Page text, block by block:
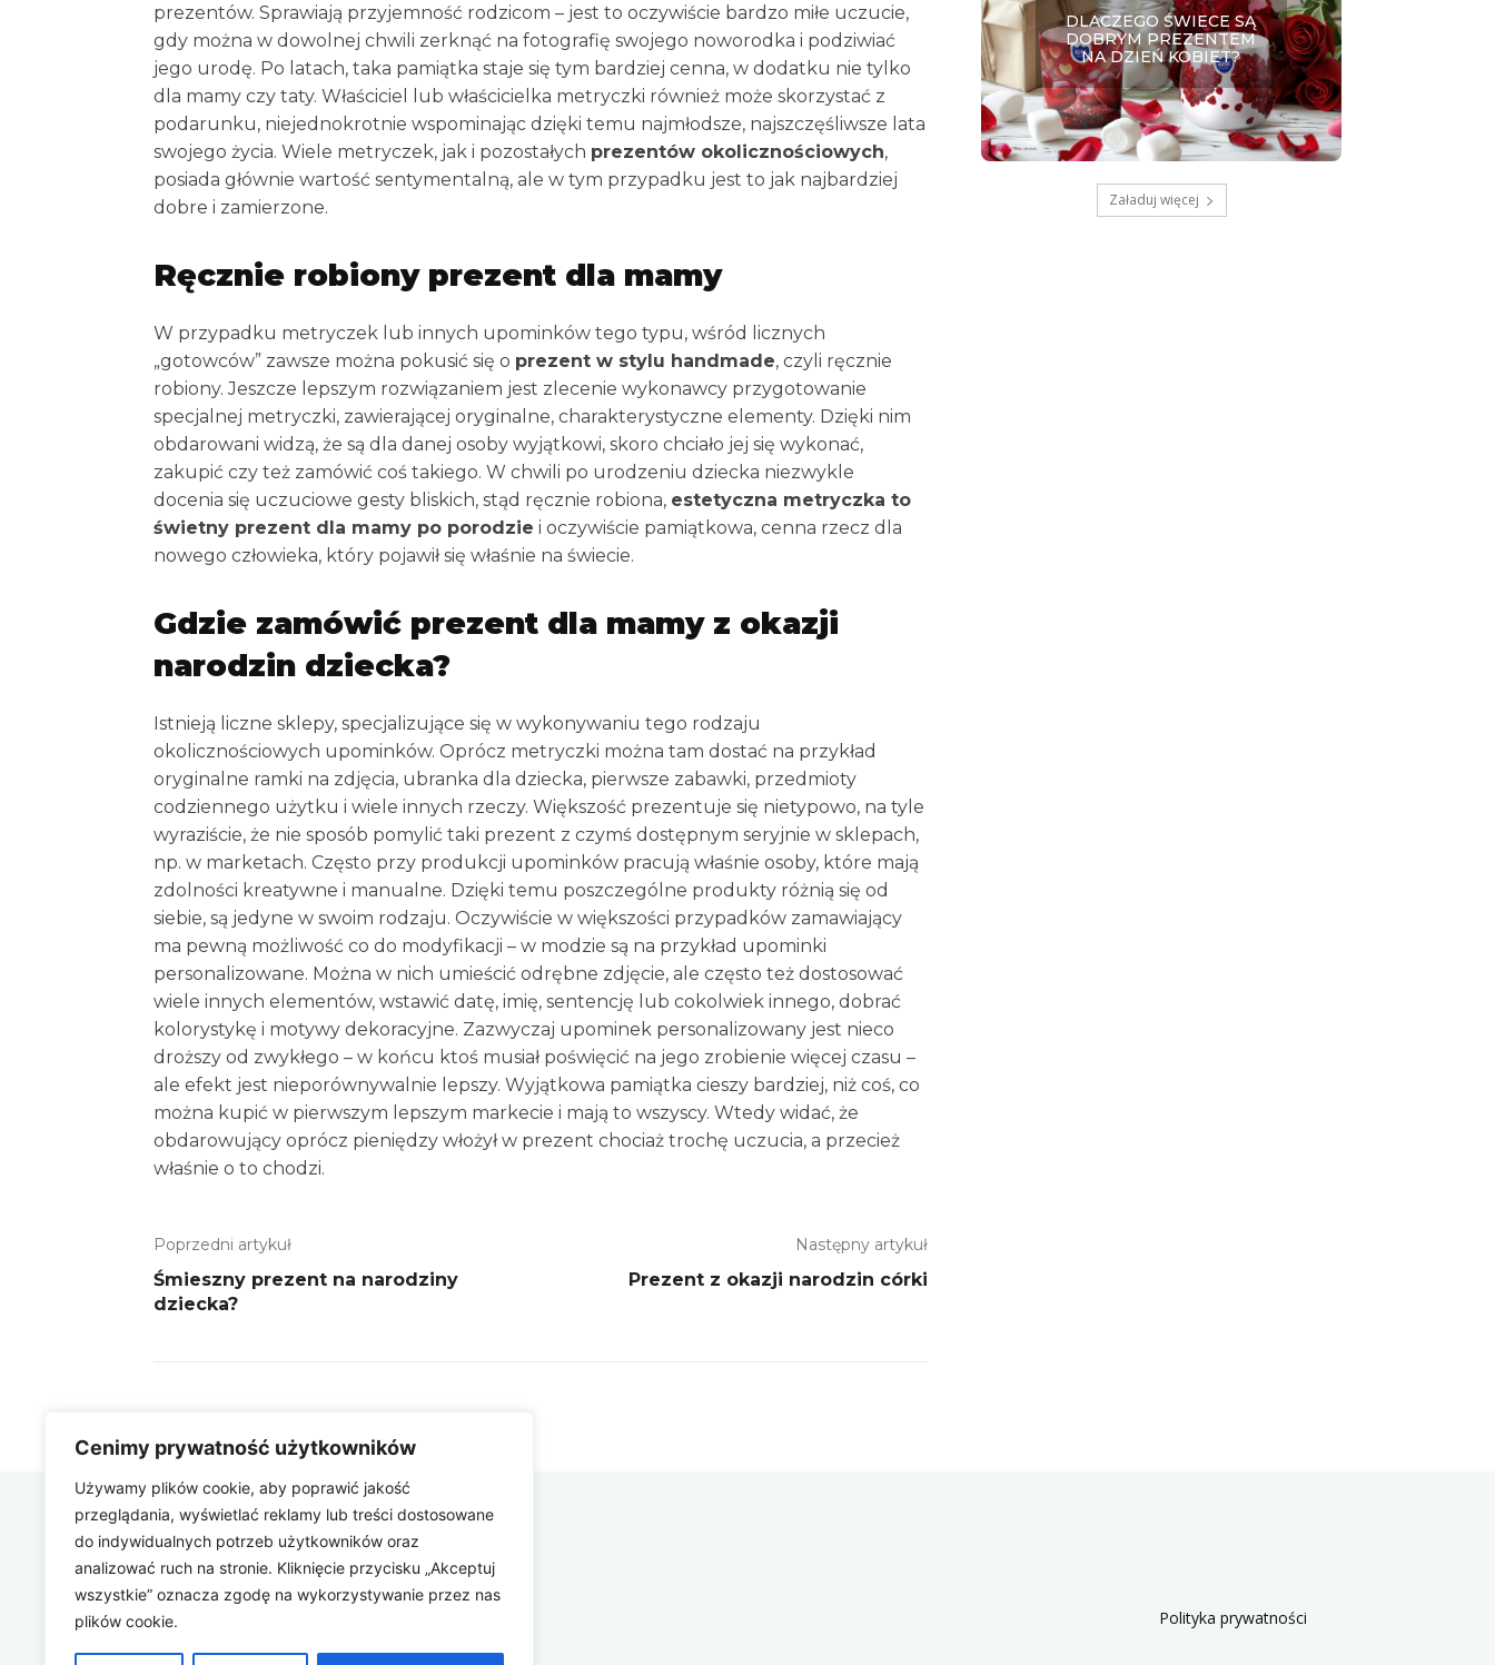
Cenimy prywatność użytkowników
Używamy plików cookie, aby poprawić jakość
przeglądania, wyświetlać reklamy lub treści dostosowane
do indywidualnych potrzeb użytkowników oraz
analizować ruch na stronie. Kliknięcie przycisku „Akceptuj
wszystkie” oznacza zgodę na wykorzystywanie przez nas
plików cookie.
prezentów. Sprawiają przyjemność rodzicom – jest to oczywiście bardzo miłe uczucie,
gdy można w dowolnej chwili zerknąć na fotografię swojego noworodka i podziwiać
jego urodę. Po latach, taka pamiątka staje się tym bardziej cenna, w dodatku nie tylko
dla mamy czy taty. Właściciel lub właścicielka metryczki również może skorzystać z
podarunku, niejednokrotnie wspominając dzięki temu najmłodsze, najszczęśliwsze lata
swojego życia. Wiele metryczek, jak i pozostałych prezentów okolicznościowych,
posiada głównie wartość sentymentalną, ale w tym przypadku jest to jak najbardziej
dobre i zamierzone.
Ręcznie robiony prezent dla mamy
W przypadku metryczek lub innych upominków tego typu, wśród licznych
„gotowców” zawsze można pokusić się o prezent w stylu handmade, czyli ręcznie
robiony. Jeszcze lepszym rozwiązaniem jest zlecenie wykonawcy przygotowanie
specjalnej metryczki, zawierającej oryginalne, charakterystyczne elementy. Dzięki nim
obdarowani widzą, że są dla danej osoby wyjątkowi, skoro chciało jej się wykonać,
zakupić czy też zamówić coś takiego. W chwili po urodzeniu dziecka niezwykle
docenia się uczuciowe gesty bliskich, stąd ręcznie robiona, estetyczna metryczka to
świetny prezent dla mamy po porodzie i oczywiście pamiątkowa, cenna rzecz dla
nowego człowieka, który pojawił się właśnie na świecie.
Gdzie zamówić prezent dla mamy z okazji
narodzin dziecka?
Istnieją liczne sklepy, specjalizujące się w wykonywaniu tego rodzaju
okolicznościowych upominków. Oprócz metryczki można tam dostać na przykład
oryginalne ramki na zdjęcia, ubranka dla dziecka, pierwsze zabawki, przedmioty
codziennego użytku i wiele innych rzeczy. Większość prezentuje się nietypowo, na tyle
wyraziście, że nie sposób pomylić taki prezent z czymś dostępnym seryjnie w sklepach,
np. w marketach. Często przy produkcji upominków pracują właśnie osoby, które mają
zdolności kreatywne i manualne. Dzięki temu poszczególne produkty różnią się od
siebie, są jedyne w swoim rodzaju. Oczywiście w większości przypadków zamawiający
ma pewną możliwość co do modyfikacji – w modzie są na przykład upominki
personalizowane. Można w nich umieścić odrębne zdjęcie, ale często też dostosować
wiele innych elementów, wstawić datę, imię, sentencję lub cokolwiek innego, dobrać
kolorystykę i motywy dekoracyjne. Zazwyczaj upominek personalizowany jest nieco
droższy od zwykłego – w końcu ktoś musiał poświęcić na jego zrobienie więcej czasu –
ale efekt jest nieporównywalnie lepszy. Wyjątkowa pamiątka cieszy bardziej, niż coś, co
można kupić w pierwszym lepszym markecie i mają to wszyscy. Wtedy widać, że
obdarowujący oprócz pieniędzy włożył w prezent chociaż trochę uczucia, a przecież
właśnie o to chodzi.
Poprzedni artykuł
Śmieszny prezent na narodziny
dziecka?
Następny artykuł
Prezent z okazji narodzin córki
DLACZEGO ŚWIECE SĄ
DOBRYM PREZENTEM
NA DZIEŃ KOBIET?
Załaduj więcej
Zbygniew
COM
Polityka prywatności